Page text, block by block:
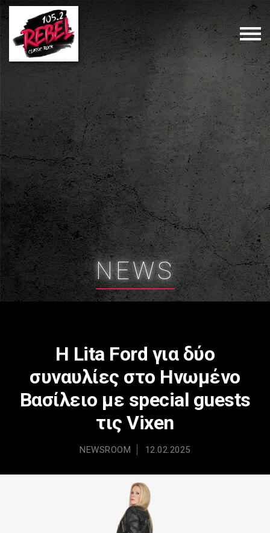
NEWS
Η Lita Ford για δύο
συναυλίες στο Ηνωμένο
Βασίλειο με special guests
τις Vixen
NEWSROOM 12.02.2025